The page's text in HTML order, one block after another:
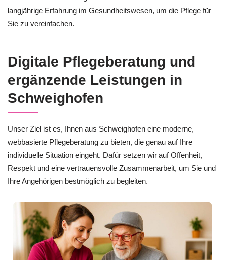
langjährige Erfahrung im Gesundheitswesen, um die Pflege für
Sie zu vereinfachen.
Digitale Pflegeberatung und
ergänzende Leistungen in
Schweighofen
Unser Ziel ist es, Ihnen aus Schweighofen eine moderne,
webbasierte Pflegeberatung zu bieten, die genau auf Ihre
individuelle Situation eingeht. Dafür setzen wir auf Offenheit,
Respekt und eine vertrauensvolle Zusammenarbeit, um Sie und
Ihre Angehörigen bestmöglich zu begleiten.